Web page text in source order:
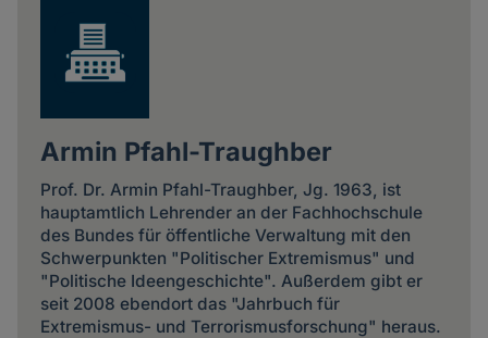
Armin Pfahl-Traughber
Prof. Dr. Armin Pfahl-Traughber, Jg. 1963, ist
hauptamtlich Lehrender an der Fachhochschule
des Bundes für öffentliche Verwaltung mit den
Schwerpunkten "Politischer Extremismus" und
"Politische Ideengeschichte". Außerdem gibt er
seit 2008 ebendort das "Jahrbuch für
Extremismus- und Terrorismusforschung" heraus.